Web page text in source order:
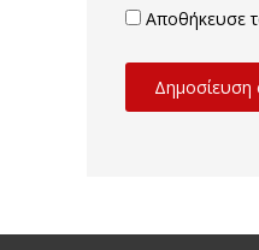
Αποθήκευσε